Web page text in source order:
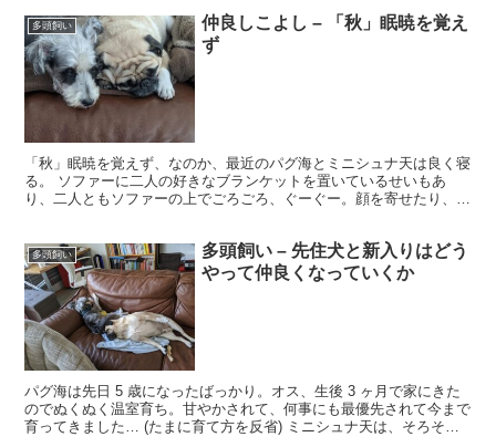
多頭飼い
仲良しこよし – 「秋」眠暁を覚え
ず
「秋」眠暁を覚えず、なのか、最近のパグ海とミニシュナ天は良く寝
る。 ソファーに二人の好きなブランケットを置いているせいもあ
り、二人ともソファーの上でごろごろ、ぐーぐー。顔を寄せたり、体
多頭飼い
多頭飼い – 先住犬と新入りはどう
やって仲良くなっていくか
パグ海は先日 5 歳になったばっかり。オス、生後 3 ヶ月で家にきた
のでぬくぬく温室育ち。甘やかされて、何事にも最優先されて今まで
育ってきました… (たまに育て方を反省) ミニシュナ天は、そろそろ